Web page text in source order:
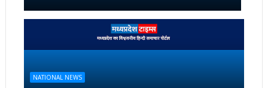
NATIONAL NEWS